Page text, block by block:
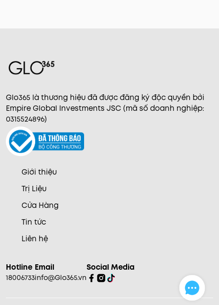
Glo365 là thương hiệu đã được đăng ký độc quyền bởi
Empire Global Investments JSC (mã số doanh nghiệp:
0315524896)
Giới thiệu
Trị Liệu
Cửa Hàng
Tin tức
Liên hệ
Hotline
18006733
Email
info@Glo365.vn
Social Media